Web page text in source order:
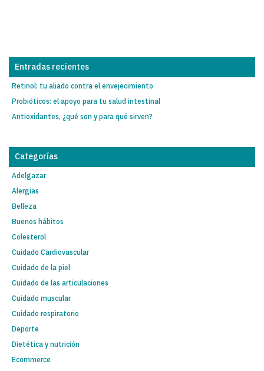
Entradas recientes
Retinol: tu aliado contra el envejecimiento
Probióticos: el apoyo para tu salud intestinal
Antioxidantes, ¿qué son y para qué sirven?
Categorías
Adelgazar
Alergias
Belleza
Buenos hábitos
Colesterol
Cuidado Cardiovascular
Cuidado de la piel
Cuidado de las articulaciones
Cuidado muscular
Cuidado respiratorio
Deporte
Dietética y nutrición
Ecommerce